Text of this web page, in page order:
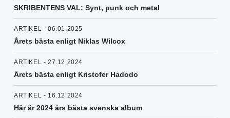
SKRIBENTENS VAL: Synt, punk och metal
ARTIKEL - 06.01.2025
Årets bästa enligt Niklas Wilcox
ARTIKEL - 27.12.2024
Årets bästa enligt Kristofer Hadodo
ARTIKEL - 16.12.2024
Här är 2024 års bästa svenska album